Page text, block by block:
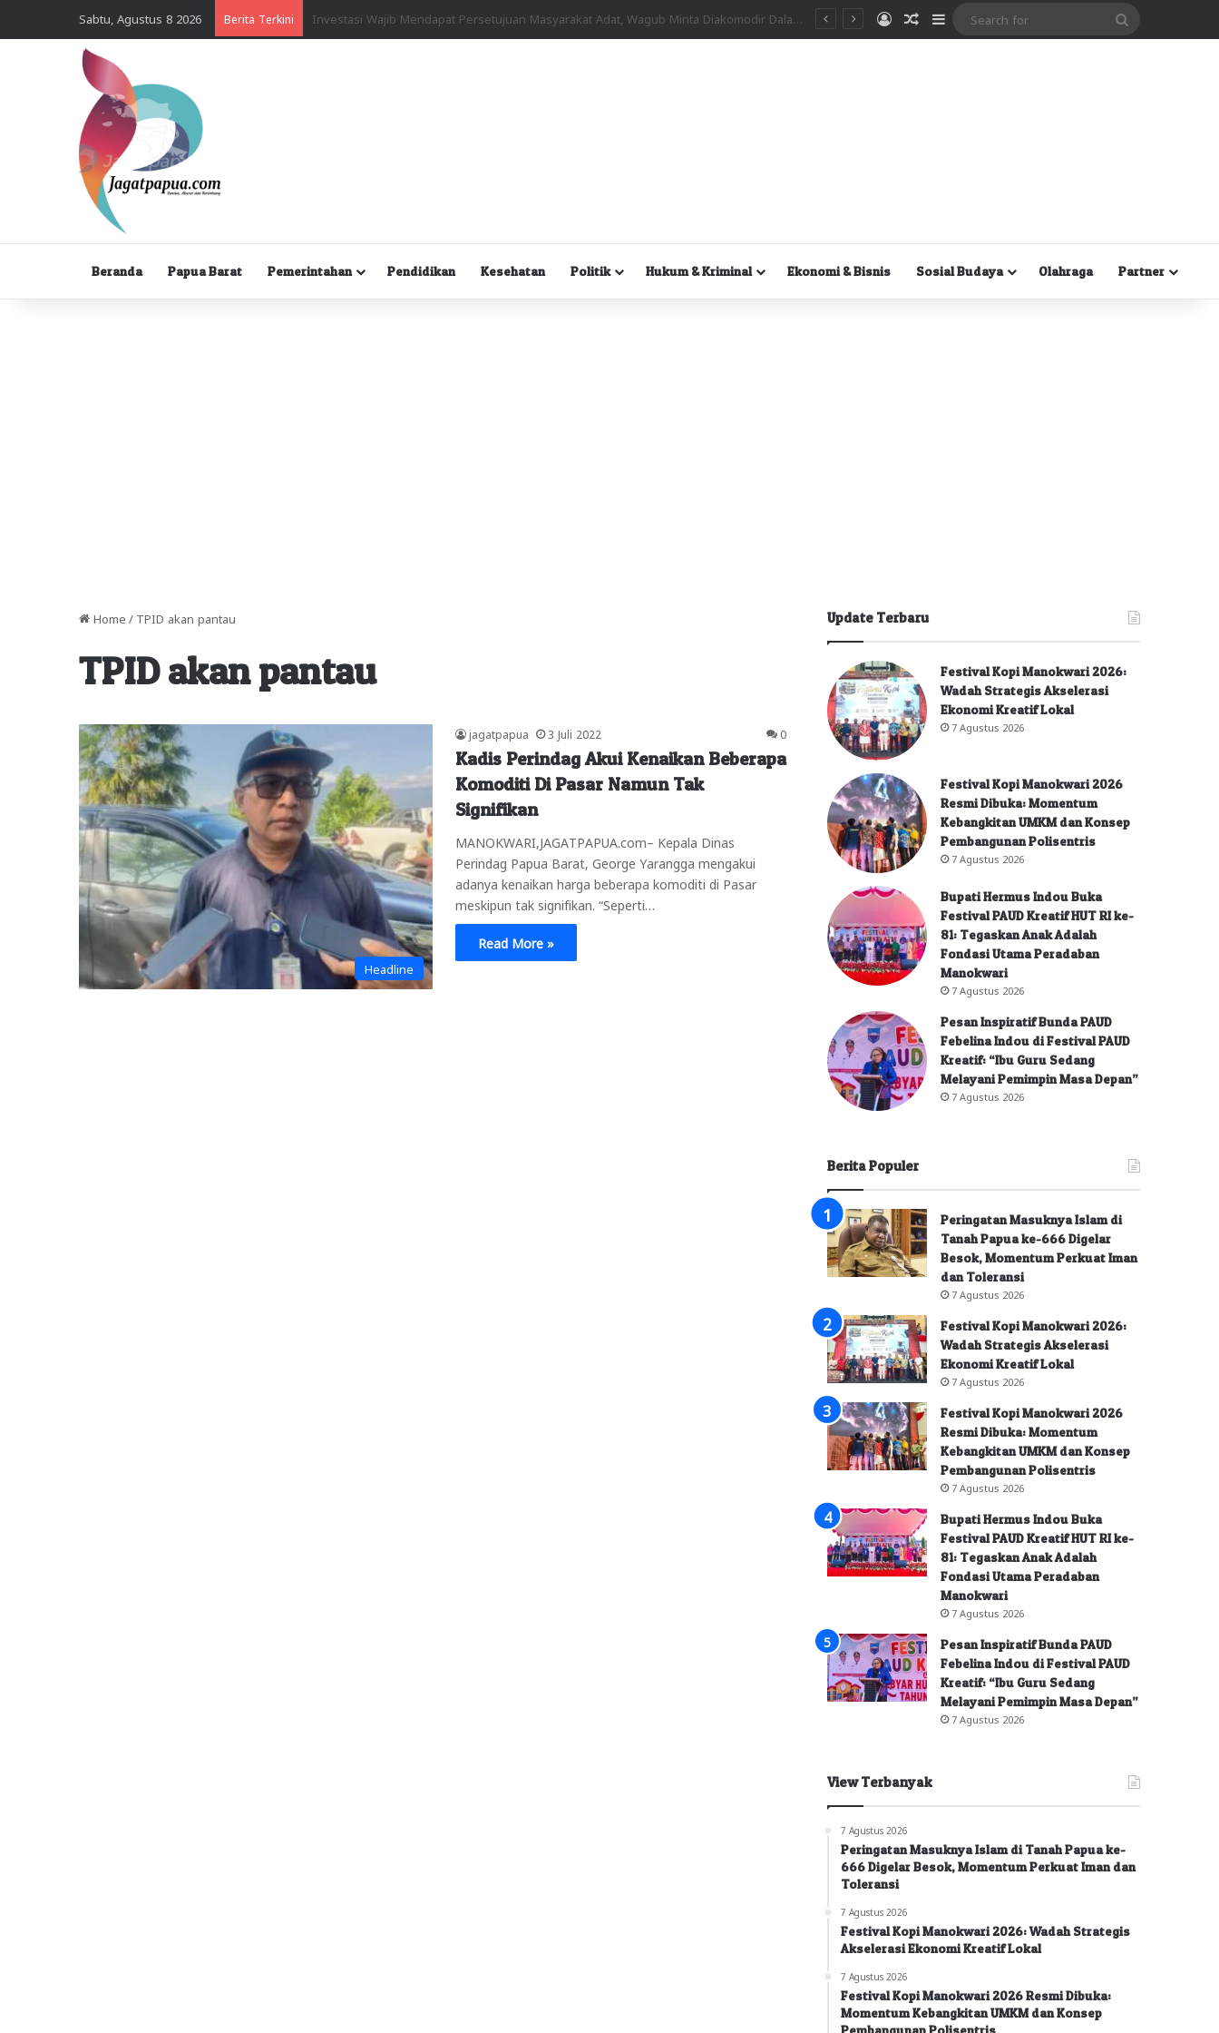
Sabtu, Agustus 8 2026 Berita Terkini MasukRandom Article
Sidebar
Beranda Papua Barat Pemerintahan Pendidikan Kesehatan Politik Hukum & Kriminal Ekonomi & Bisnis Sosial Budaya Olahraga Partner
Home / TPID akan pantau
TPID akan pantau
Headline
jagatpapua 3 Juli 2022 0
Kadis Perindag Akui Kenaikan Beberapa
Komoditi Di Pasar Namun Tak
Signifikan
MANOKWARI,JAGATPAPUA.com– Kepala Dinas
Perindag Papua Barat, George Yarangga mengakui
adanya kenaikan harga beberapa komoditi di Pasar
meskipun tak signifikan. “Seperti…
Read More »
Update Terbaru
Festival Kopi Manokwari 2026:
Wadah Strategis Akselerasi
Ekonomi Kreatif Lokal
7 Agustus 2026
Festival Kopi Manokwari 2026
Resmi Dibuka: Momentum
Kebangkitan UMKM dan Konsep
Pembangunan Polisentris
7 Agustus 2026
Bupati Hermus Indou Buka
Festival PAUD Kreatif HUT RI ke-
81: Tegaskan Anak Adalah
Fondasi Utama Peradaban
Manokwari
7 Agustus 2026
Pesan Inspiratif Bunda PAUD
Febelina Indou di Festival PAUD
Kreatif: “Ibu Guru Sedang
Melayani Pemimpin Masa Depan”
7 Agustus 2026
Berita Populer
Peringatan Masuknya Islam di
Tanah Papua ke-666 Digelar
Besok, Momentum Perkuat Iman
dan Toleransi
7 Agustus 2026
Festival Kopi Manokwari 2026:
Wadah Strategis Akselerasi
Ekonomi Kreatif Lokal
7 Agustus 2026
Festival Kopi Manokwari 2026
Resmi Dibuka: Momentum
Kebangkitan UMKM dan Konsep
Pembangunan Polisentris
7 Agustus 2026
Bupati Hermus Indou Buka
Festival PAUD Kreatif HUT RI ke-
81: Tegaskan Anak Adalah
Fondasi Utama Peradaban
Manokwari
7 Agustus 2026
Pesan Inspiratif Bunda PAUD
Febelina Indou di Festival PAUD
Kreatif: “Ibu Guru Sedang
Melayani Pemimpin Masa Depan”
7 Agustus 2026
View Terbanyak
7 Agustus 2026
Peringatan Masuknya Islam di Tanah Papua ke-
666 Digelar Besok, Momentum Perkuat Iman dan
Toleransi
7 Agustus 2026
Festival Kopi Manokwari 2026: Wadah Strategis
Akselerasi Ekonomi Kreatif Lokal
7 Agustus 2026
Festival Kopi Manokwari 2026 Resmi Dibuka:
Momentum Kebangkitan UMKM dan Konsep
Pembangunan Polisentris